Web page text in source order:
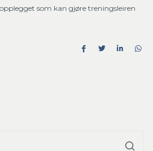
som kan gjøre treningsleiren